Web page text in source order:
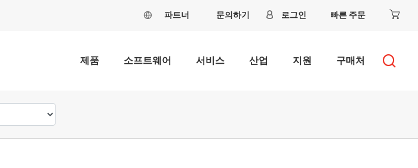
파트너 문의하기 로그인 빠른 주문
제품 소프트웨어 서비스 산업 지원 구매처